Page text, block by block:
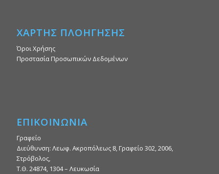
ΧΑΡΤΗΣ ΠΛΟΗΓΗΣΗΣ
Όροι Χρήσης
Προστασία Προσωπικών Δεδομένων
ΕΠΙΚΟΙΝΩΝΙΑ
Γραφείο
Διεύθυνση: Λεωφ. Ακροπόλεως 8, Γραφείο 302, 2006,
Στρόβολος,
Τ.Θ. 24874, 1304 – Λευκωσία